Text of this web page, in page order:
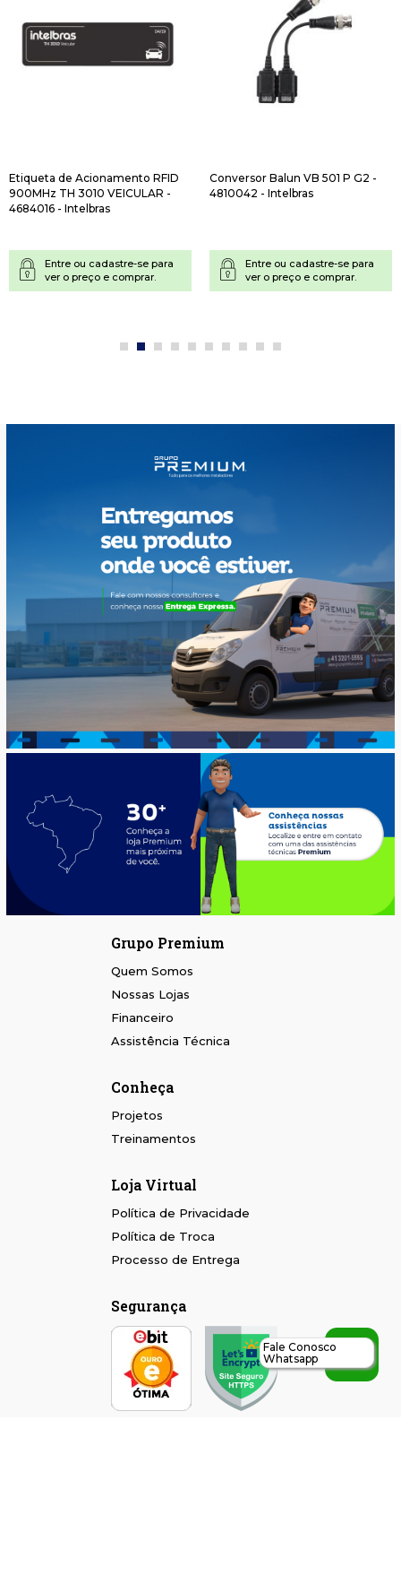
Etiqueta de Acionamento RFID
900MHz TH 3010 VEICULAR -
4684016 - Intelbras
Entre ou cadastre-se para
ver o preço e comprar.
Conversor Balun VB 501 P G2 -
4810042 - Intelbras
Entre ou cadastre-se para
ver o preço e comprar.
Grupo Premium
Quem Somos
Nossas Lojas
Financeiro
Assistência Técnica
Conheça
Projetos
Treinamentos
Loja Virtual
Política de Privacidade
Política de Troca
Processo de Entrega
Segurança
Fale Conosco
Whatsapp